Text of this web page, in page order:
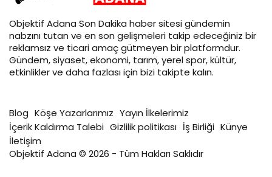
Objektif Adana Son Dakika haber sitesi gündemin
nabzını tutan ve en son gelişmeleri takip edeceğiniz bir
reklamsız ve ticari amaç gütmeyen bir platformdur.
Gündem, siyaset, ekonomi, tarım, yerel spor, kültür,
etkinlikler ve daha fazlası için bizi takipte kalın.
Blog Köşe Yazarlarımız Yayın İlkelerimiz
İçerik Kaldırma Talebi Gizlilik politikası İş Birliği Künye
İletişim
Objektif Adana © 2026 - Tüm Hakları Saklıdır